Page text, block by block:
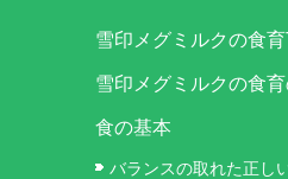
雪印メグミルクの食
雪印メグミルクの食
食の基本
バランスの取れた正し